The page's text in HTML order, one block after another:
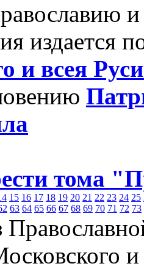
издается
и всея
тома
15 16 17 18 19 20 21 22 23 24 25
63 64 65 66 67 68 69 70 71 72 73